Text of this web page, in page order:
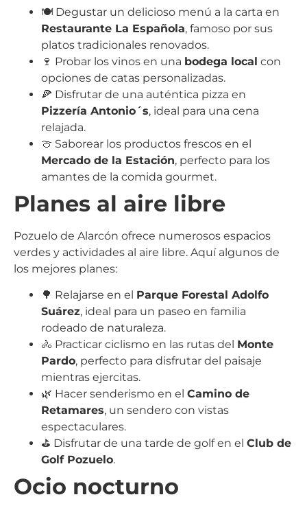
🍽️ Degustar un delicioso menú a la carta en
Restaurante La Española, famoso por sus
platos tradicionales renovados.
🍷 Probar los vinos en una bodega local con
opciones de catas personalizadas.
🍕 Disfrutar de una auténtica pizza en
Pizzería Antonio´s, ideal para una cena
relajada.
🍈 Saborear los productos frescos en el
Mercado de la Estación, perfecto para los
amantes de la comida gourmet.
Planes al aire libre
Pozuelo de Alarcón ofrece numerosos espacios
verdes y actividades al aire libre. Aquí algunos de
los mejores planes:
🌳 Relajarse en el Parque Forestal Adolfo
Suárez, ideal para un paseo en familia
rodeado de naturaleza.
🚴 Practicar ciclismo en las rutas del Monte
Pardo, perfecto para disfrutar del paisaje
mientras ejercitas.
🌿 Hacer senderismo en el Camino de
Retamares, un sendero con vistas
espectaculares.
⛳ Disfrutar de una tarde de golf en el Club de
Golf Pozuelo.
Ocio nocturno